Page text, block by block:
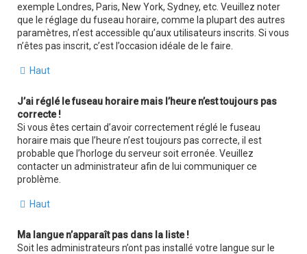
exemple Londres, Paris, New York, Sydney, etc. Veuillez noter
que le réglage du fuseau horaire, comme la plupart des autres
paramètres, n’est accessible qu’aux utilisateurs inscrits. Si vous
n’êtes pas inscrit, c’est l’occasion idéale de le faire.
Haut
J’ai réglé le fuseau horaire mais l’heure n’est toujours pas
correcte !
Si vous êtes certain d’avoir correctement réglé le fuseau
horaire mais que l’heure n’est toujours pas correcte, il est
probable que l’horloge du serveur soit erronée. Veuillez
contacter un administrateur afin de lui communiquer ce
problème.
Haut
Ma langue n’apparaît pas dans la liste !
Soit les administrateurs n’ont pas installé votre langue sur le